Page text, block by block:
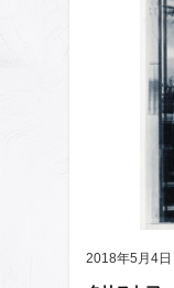
2018年5月4日